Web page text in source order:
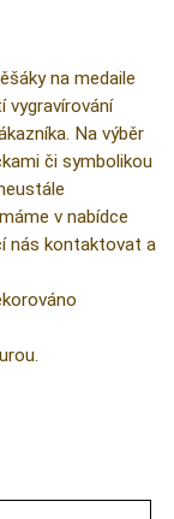
na medaile
vygravírování
Na výběr
či symbolikou
v nabídce
nás kontaktovat a